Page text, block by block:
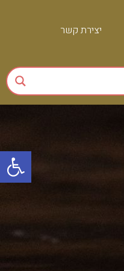
יצירת קשר